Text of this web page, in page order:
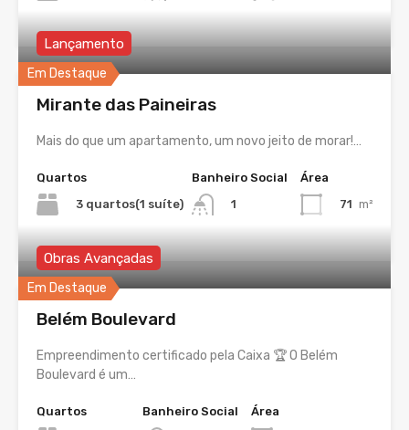
Em Destaque
Lançamento
Mirante das Paineiras
Mais do que um apartamento, um novo jeito de morar!…
Quartos
3 quartos(1 suíte)
Banheiro Social
1
Área
71 m²
Em Destaque
Obras Avançadas
Belém Boulevard
Empreendimento certificado pela Caixa 🏆 O Belém
Boulevard é um…
Quartos
Banheiro Social
Área